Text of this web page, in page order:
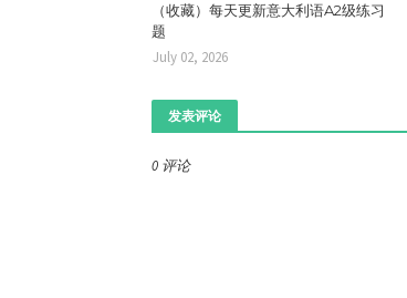
（收藏）每天更新意大利语A2级练习
题
July 02, 2026
发表评论
0 评论